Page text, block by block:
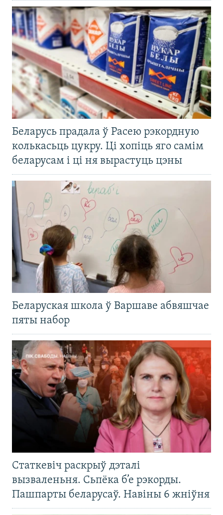
Беларусь прадала ў Расею рэкордную
колькасьць цукру. Ці хопіць яго самім
беларусам і ці ня вырастуць цэны
Беларуская школа ў Варшаве абвяшчае
пяты набор
Статкевіч раскрыў дэталі
вызваленьня. Сьпёка б’е рэкорды.
Пашпарты беларусаў. Навіны 6 жніўня